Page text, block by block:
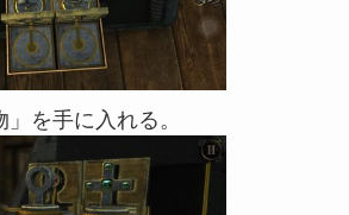
」を手に入れる。